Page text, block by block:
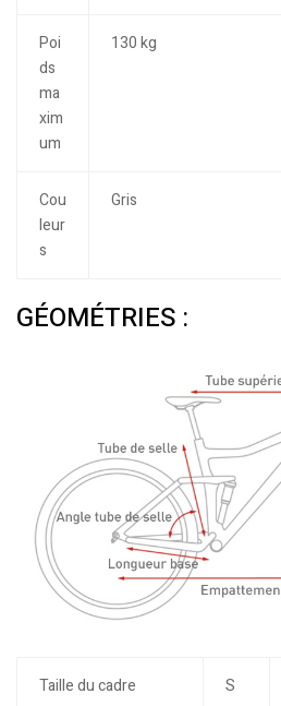
Poi
ds
ma
xim
um
130 kg
Cou
leur
s
Gris
GÉOMÉTRIES :
Taille du cadre S